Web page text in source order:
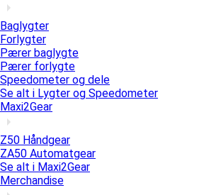
Baglygter
Forlygter
Pærer baglygte
Pærer forlygte
Speedometer og dele
Se alt i Lygter og Speedometer
Maxi2Gear
Z50 Håndgear
ZA50 Automatgear
Se alt i Maxi2Gear
Merchandise